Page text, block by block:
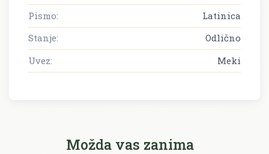
Pismo:
Latinica
Stanje:
Odlično
Uvez:
Meki
Možda vas zanima